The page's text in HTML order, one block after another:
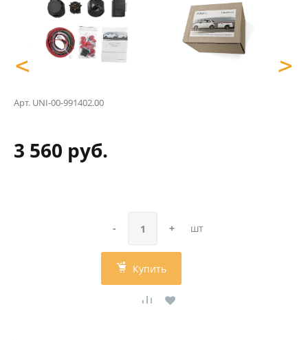
< >
Арт. UNI-00-991402.00
3 560 руб.
- + шт
Купить